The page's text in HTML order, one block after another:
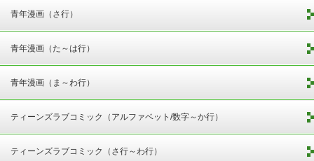
青年漫画（さ行）
青年漫画（た～は行）
青年漫画（ま～わ行）
ティーンズラブコミック（アルファベット/数字～か行）
ティーンズラブコミック（さ行～わ行）